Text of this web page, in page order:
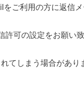
ご利用の方に返信メ
許可の設定をお願い致
てしまう場合があり